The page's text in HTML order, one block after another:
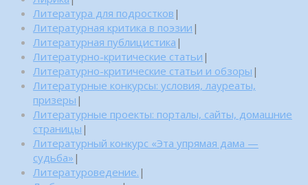
Литература для подростков |
Литературная критика в поэзии |
Литературная публицистика |
Литературно-критические статьи |
Литературно-критические статьи и обзоры |
Литературные конкурсы: условия, лауреаты,
призеры |
Литературные проекты: порталы, сайты, домашние
страницы |
Литературный конкурс «Эта упрямая дама —
судьба» |
Литературоведение. |